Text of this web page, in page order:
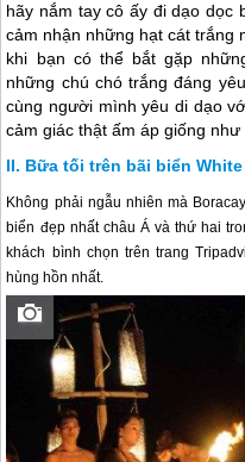
hãy nắm tay cô ấy đi dạo dọc
cảm nhận những hạt cát trắng
khi bạn có thể bắt gặp
những chú chó trắng đáng
cùng người mình yêu di dạo
cảm giác thật ấm áp giống như
Bữa tối trên bãi biển White
Không phải ngẫu nhiên mà
biển đẹp nhất châu Á và thứ hai
khách bình chọn trên trang
hùng hồn nhất.